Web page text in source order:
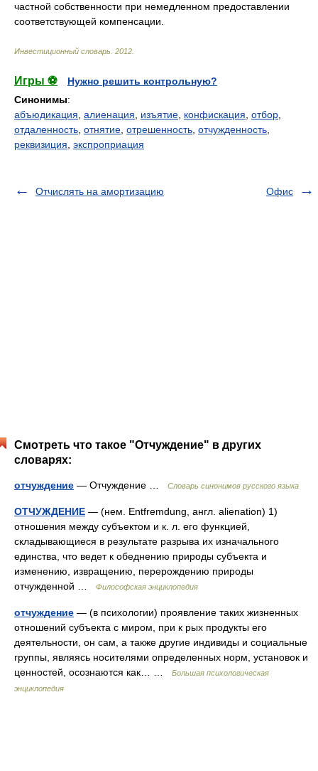
частной собственности при немедленном предоставлении
соответствующей компенсации.
Инвестиционный словарь 2012
Игры ⚽
Нужно решить контрольную?
Синонимы:
абъюдикация алиенация изъятие конфискация отбор
отдаленность отнятие отрешенность отчужденность
реквизиция экспроприация
Отчислять на амортизацию Офис
Смотреть что такое "Отчуждение" в других
словарях:
отчуждение — Отчуждение … Словарь синонимов русского языка
ОТЧУЖДЕНИЕ — (нем. Entfremdung, англ. alienation) 1)
отношения между субъектом и к. л. его функцией,
складывающиеся в результате разрыва их изначального
единства, что ведет к обеднению природы субъекта и
изменению, извращению, перерождению природы
отчужденной …
Философская энциклопедия
отчуждение — (в психологии) проявление таких жизненных
отношений субъекта с миром, при к рых продукты его
деятельности, он сам, а также другие индивиды и социальные
группы, являясь носителями определенных норм, установок и
ценностей, осознаются как… …
Большая психологическая
энциклопедия